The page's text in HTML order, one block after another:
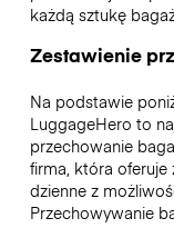
każdą sztukę
Zestawienie
Na podstawie
LuggageHero to
przechowanie
firma, która
dzienne z
Przechowywanie